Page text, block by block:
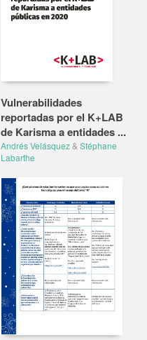
Vulnerabilidades
reportadas por el K+LAB
de Karisma a entidades ...
Andrés Velásquez& Stéphane
Labarthe